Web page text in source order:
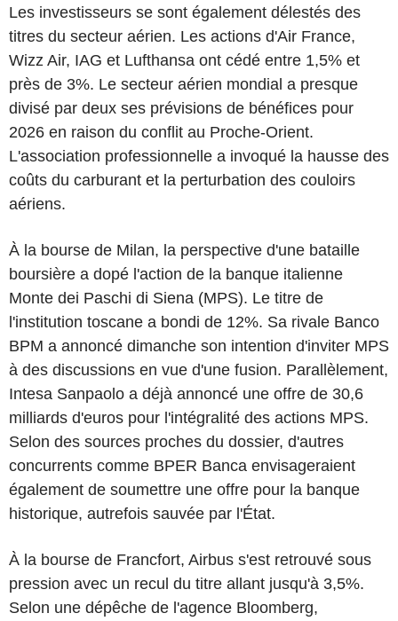
Les investisseurs se sont également délestés des
titres du secteur aérien. Les actions d'Air France,
Wizz Air, IAG et Lufthansa ont cédé entre 1,5% et
près de 3%. Le secteur aérien mondial a presque
divisé par deux ses prévisions de bénéfices pour
2026 en raison du conflit au Proche-Orient.
L'association professionnelle a invoqué la hausse des
coûts du carburant et la perturbation des couloirs
aériens.
À la bourse de Milan, la perspective d'une bataille
boursière a dopé l'action de la banque italienne
Monte dei Paschi di Siena (MPS). Le titre de
l'institution toscane a bondi de 12%. Sa rivale Banco
BPM a annoncé dimanche son intention d'inviter MPS
à des discussions en vue d'une fusion. Parallèlement,
Intesa Sanpaolo a déjà annoncé une offre de 30,6
milliards d'euros pour l'intégralité des actions MPS.
Selon des sources proches du dossier, d'autres
concurrents comme BPER Banca envisageraient
également de soumettre une offre pour la banque
historique, autrefois sauvée par l'État.
À la bourse de Francfort, Airbus s'est retrouvé sous
pression avec un recul du titre allant jusqu'à 3,5%.
Selon une dépêche de l'agence Bloomberg,